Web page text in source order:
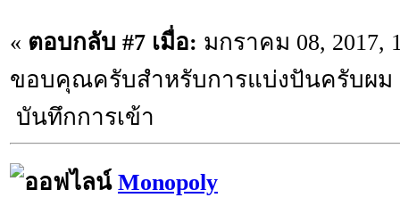
« ตอบกลับ #7 เมื่อ: มกราคม 08, 2017,
ขอบคุณครับสำหรับการแบ่งปันครับผม
บันทึกการเข้า
Monopoly